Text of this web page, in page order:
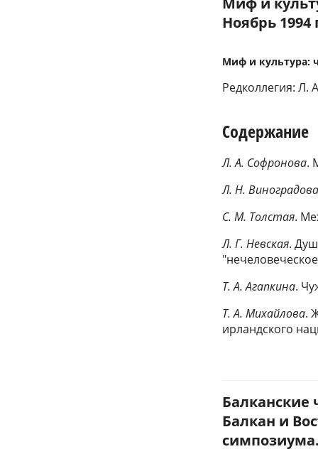
Ноябрь 1994
Миф и культура:
Редколлегия: Л.
Содержание
Л. А. Софронова.
Л. Н.
С. М. Толстая.
Л. Г. Невская.
Т. А. Агапкина.
Т. А. Михайлова.
ирландского
Балканские
Балкан и